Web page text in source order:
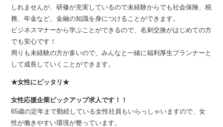
しれませんが、研修が充実しているので未経験からでも社会保険、税
務、年金など、金融の知識を身につけることができます。
ビジネスマナーから学ぶことができるので、名刺交換がはじめての方
でも安心です！
周りも未経験の方が多いので、みんなと一緒に福利厚生プランナーと
して成長していくことができます。
★女性にピッタリ★
女性応援企業ピックアップ求人です！！
65歳の定年まで勤続している女性社員もいらっしゃいますので、女
性が働きやすい環境が整っています。